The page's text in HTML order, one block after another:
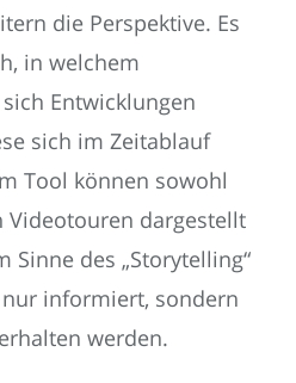
die Perspektive. Es
in welchem
Entwicklungen
sich im Zeitablauf
Tool können sowohl
Videotouren dargestellt
Sinne des „Storytelling“
informiert, sondern
werden.